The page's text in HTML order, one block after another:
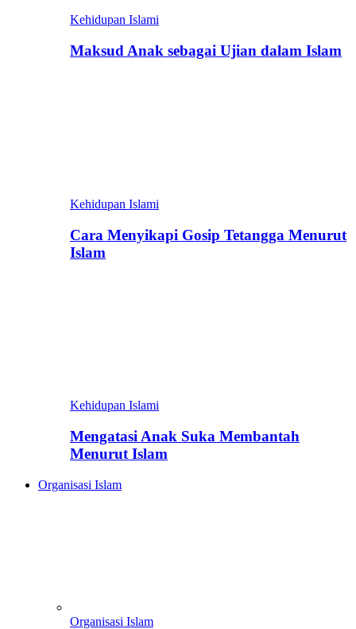
Kehidupan Islami
Maksud Anak sebagai Ujian dalam Islam
Kehidupan Islami
Cara Menyikapi Gosip Tetangga Menurut
Islam
Kehidupan Islami
Mengatasi Anak Suka Membantah
Menurut Islam
Organisasi Islam
Organisasi Islam